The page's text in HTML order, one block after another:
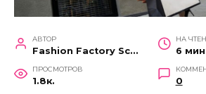
АВТОР
Fashion Factory School
НА
6 мин
ПРОСМОТРОВ
1.8к. 0